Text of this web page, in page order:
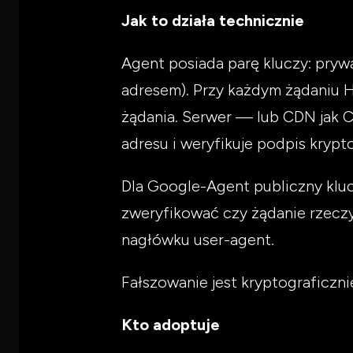
Jak to działa technicznie
Agent posiada parę kluczy:
adresem). Przy każdym żądaniu
żądania. Serwer — lub CDN jak
adresu i weryfikuje podpis
Dla Google-Agent publiczny
zweryfikować czy żądanie
nagłówku user-agent.
Fałszowanie jest
Kto adoptuje